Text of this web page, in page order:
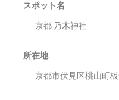
スポット名
京都 乃木神社
所在地
京都市伏見区桃山町